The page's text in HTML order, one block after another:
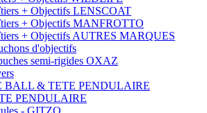
+ Objectifs LENSCOAT
+ Objectifs MANFROTTO
+ Objectifs AUTRES MARQUES
d'objectifs
semi-rigides OXAZ
BALL & TETE PENDULAIRE
PENDULAIRE
- GITZO